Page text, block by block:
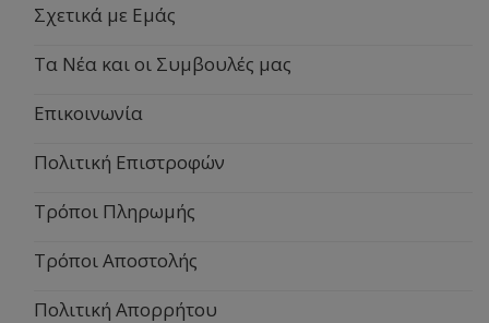
Σχετικά με Εμάς
Τα Νέα και οι Συμβουλές μας
Επικοινωνία
Πολιτική Επιστροφών
Τρόποι Πληρωμής
Τρόποι Αποστολής
Πολιτική Απορρήτου